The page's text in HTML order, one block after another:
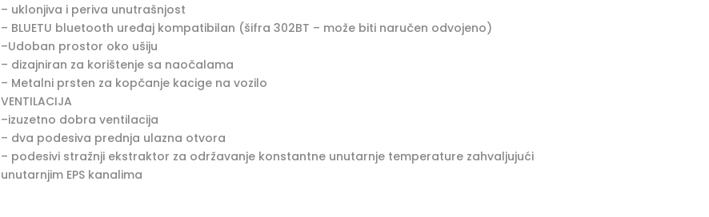
– uklonjiva i periva unutrašnjost
– BLUETU bluetooth uređaj kompatibilan (šifra 302BT – može biti naručen odvojeno)
–Udoban prostor oko ušiju
– dizajniran za korištenje sa naočalama
– Metalni prsten za kopčanje kacige na vozilo
VENTILACIJA
–izuzetno dobra ventilacija
– dva podesiva prednja ulazna otvora
– podesivi stražnji ekstraktor za održavanje konstantne unutarnje temperature zahvaljujući
unutarnjim EPS kanalima